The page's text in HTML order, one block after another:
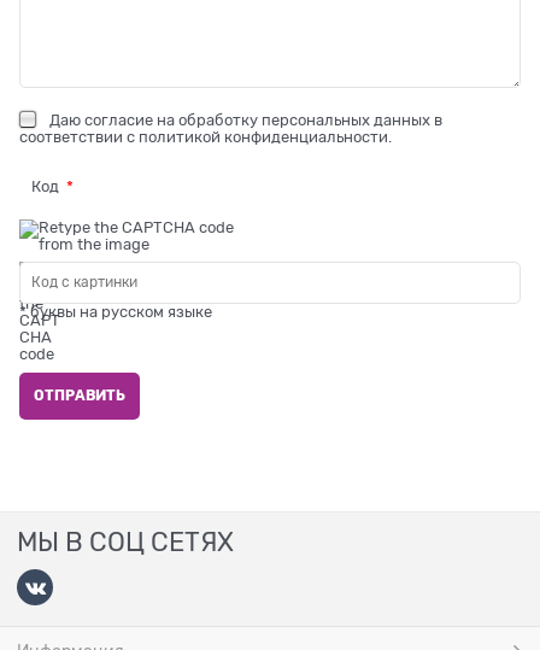
Даю согласие на обработку персональных данных в
соответствии с политикой конфиденциальности
Код
* буквы на русском языке
МЫ В СОЦ СЕТЯХ